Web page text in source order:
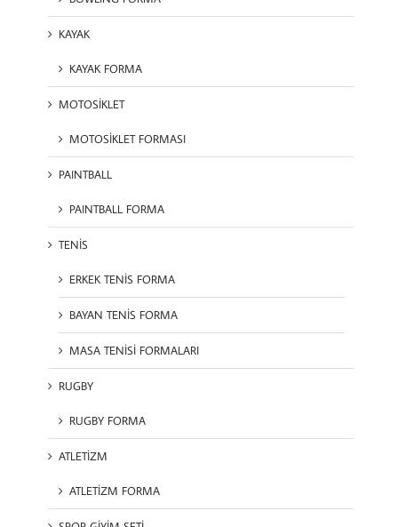
KAYAK
KAYAK FORMA
MOTOSİKLET
MOTOSİKLET FORMASI
PAINTBALL
PAINTBALL FORMA
TENİS
ERKEK TENİS FORMA
BAYAN TENİS FORMA
MASA TENİSİ FORMALARI
RUGBY
RUGBY FORMA
ATLETİZM
ATLETİZM FORMA